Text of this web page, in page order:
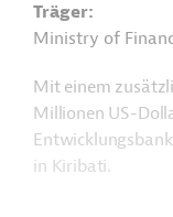
Träger
Ministry of
Mit einem
Millionen US-
in Kiribati.